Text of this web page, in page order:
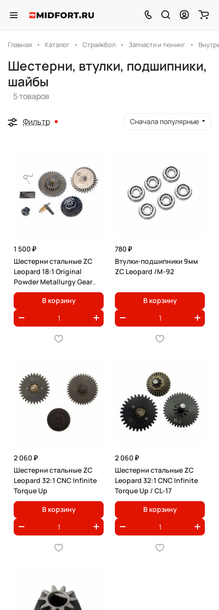
Главная Каталог Страйкбол Запчасти и тюнинг
Шестерни, втулки, подшипники,
шайбы
5 товаров
Фильтр Сначала популярные
1 500 ₽
Шестерни стальные ZC
Leopard 18:1 Original
Powder Metallurgy Gear
Set
В корзину
780 ₽
Втулки-подшипники 9мм
ZC Leopard /M-92
В корзину
2 060 ₽
Шестерни стальные ZC
Leopard 32:1 CNC Infinite
Torque Up
В корзину
2 060 ₽
Шестерни стальные ZC
Leopard 32:1 CNC Infinite
Torque Up / CL-17
В корзину